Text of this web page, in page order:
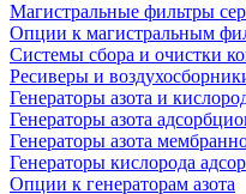
Магистральные фильтры
Опции к магистральным
Системы сбора и очистки
Ресиверы и
Генераторы азота и
Генераторы азота
Генераторы азота
Генераторы кислорода
Опции к генераторам азота